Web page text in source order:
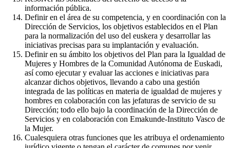
información pública.
Definir en el área de su competencia, y en coordinación con la
Dirección de Servicios, los objetivos establecidos en el Plan
para la normalización del uso del euskera y desarrollar las
iniciativas precisas para su implantación y evaluación.
Definir en su ámbito los objetivos del Plan para la Igualdad de
Mujeres y Hombres de la Comunidad Autónoma de Euskadi,
así como ejecutar y evaluar las acciones e iniciativas para
alcanzar dichos objetivos, llevando a cabo una gestión
integrada de las políticas en materia de igualdad de mujeres y
hombres en colaboración con las jefaturas de servicio de su
Dirección; todo ello bajo la coordinación de la Dirección de
Servicios y en colaboración con Emakunde-Instituto Vasco de
la Mujer.
Cualesquiera otras funciones que les atribuya el ordenamiento